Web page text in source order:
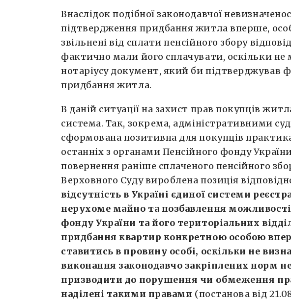
Внаслідок подібної законодавчої
підтвердження придбання житла вперше,
звільнені від сплати пенсійного збору
фактично мали його сплачувати, оскільки не
нотаріусу документ, який би підтверджував
придбання житла.
В даній ситуації на захист прав покупців
система. Так, зокрема, адміністративними
сформована позитивна для покупців
останніх з органами Пенсійного фонду
повернення раніше сплаченого пенсійного
Верховного Суду вироблена позиція
відсутність в Україні єдиної системи
нерухоме майно та позбавлення
фонду України та його територіальних
придбання квартир конкретною особою
ставитись в провину особі, оскільки не
виконання законодавчо закріплених норм
призводити до порушення чи обмеження
наділені такими правами (постанова від